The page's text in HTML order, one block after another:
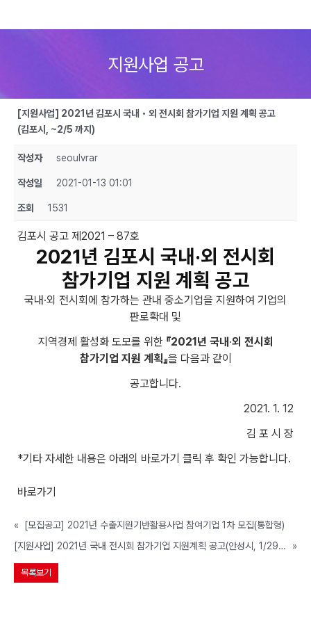
지원사업 공고
[지원사업] 2021년 김포시 국내・외 전시회 참가기업 지원 계획 공고
(김포시, ~2/5 까지)
작성자 seoulvrar
작성일 2021-01-13 01:01
조회 1531
김포시 공고 제2021 – 87호
2021년 김포시 국내·외 전시회
참가기업 지원 계획 공고
국내·외 전시회에 참가하는 관내 중소기업을 지원하여 기업의
판로확대 및
지역경제 활성화 도모를 위한 『2021년 국내·외 전시회
참가기업 지원 계획』을 다음과 같이
공고합니다.
2021. 1. 12
김 포 시 장
*기타 자세한 내용은 아래의 바로가기 클릭 후 확인 가능합니다.
바로가기
«
[모집공고] 2021년 수출지원기반활용사업 참여기업 1차 모집(통합형)
[지원사업] 2021년 국내 전시회 참가기업 지원계획 공고(안성시, 1/29까지)
»
목록보기